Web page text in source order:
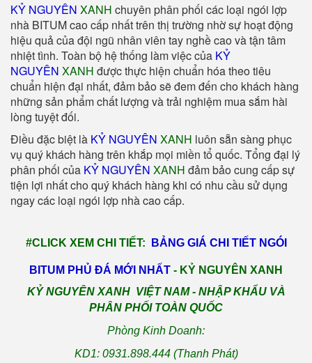
KỶ NGUYÊN XANH chuyên phân phối các loại ngói lợp
nhà BITUM cao cấp nhất trên thị trường nhờ sự hoạt động
hiệu quả của đội ngũ nhân viên tay nghề cao và tận tâm
nhiệt tình. Toàn bộ hệ thống làm việc của KỶ
NGUYÊN XANH được thực hiện chuẩn hóa theo tiêu
chuẩn hiện đại nhất, đảm bảo sẽ đem đến cho khách hàng
những sản phẩm chất lượng và trải nghiệm mua sắm hài
lòng tuyệt đối.
Điều đặc biệt là KỶ NGUYÊN XANH luôn sẵn sàng phục
vụ quý khách hàng trên khắp mọi miền tổ quốc. Tổng đại lý
phân phối của KỶ NGUYÊN XANH đảm bảo cung cấp sự
tiện lợi nhất cho quý khách hàng khi có nhu cầu sử dụng
ngay các loại ngói lợp nhà cao cấp.
#CLICK XEM CHI TIẾT: BẢNG GIÁ CHI TIẾT NGÓI
BITUM PHỦ ĐÁ MỚI NHẤT - KỶ NGUYÊN XANH
KỶ NGUYÊN XANH VIỆT NAM - NHẬP KHẨU VÀ
PHÂN PHỐI TOÀN QUỐC
Phòng Kinh Doanh:
KD1: 0931.898.444 (Thanh Phát)